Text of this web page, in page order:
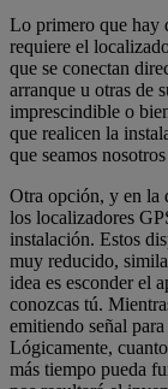
Lo primero que hay
requiere el
que se conectan
arranque u otras de
imprescindible o
que realicen la
que seamos
Otra opción, y en la
los localizadores
instalación. Estos
muy reducido,
idea es esconder el
conozcas tú.
emitiendo señal
Lógicamente,
más tiempo pueda